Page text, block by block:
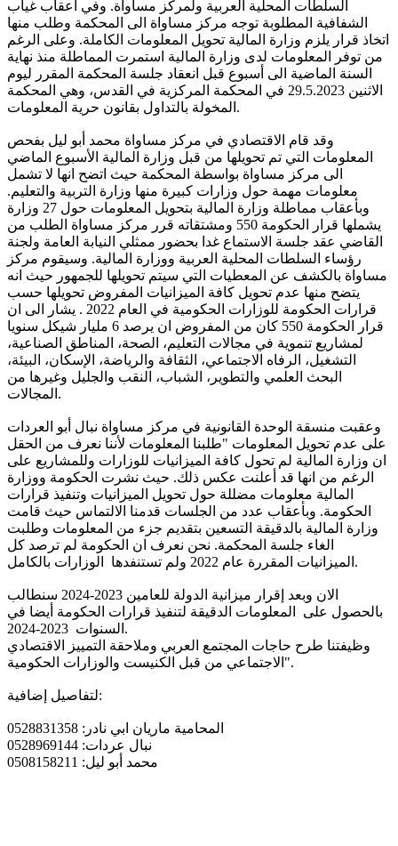
السلطات المحلية العربية ولمركز مساواة. وفي أعقاب غياب
الشفافية المطلوبة توجه مركز مساواة الى المحكمة وطلب منها
اتخاذ قرار يلزم وزارة المالية تحويل المعلومات الكاملة. وعلى الرغم
من توفر المعلومات لدى وزارة المالية استمرت المماطلة منذ نهاية
السنة الماضية الى أسبوع قبل انعقاد جلسة المحكمة المقرر ليوم
الاثنين 29.5.2023 في المحكمة المركزية في القدس، وهي المحكمة
المخولة بالتداول بقانون حرية المعلومات.
وقد قام الاقتصادي في مركز مساواة محمد أبو ليل بفحص
المعلومات التي تم تحويلها من قبل وزارة المالية الأسبوع الماضي
الى مركز مساواة بواسطة المحكمة حيث اتضح انها لا تشمل
معلومات مهمة حول وزارات كبيرة منها وزارة التربية والتعليم.
وبأعقاب مماطلة وزارة المالية بتحويل المعلومات حول 27 وزارة
يشملها قرار الحكومة 550 ومشتقاته قرر مركز مساواة الطلب من
القاضي عقد جلسة الاستماع غدا بحضور ممثلي النيابة العامة ولجنة
رؤساء السلطات المحلية العربية ووزارة المالية. وسيقوم مركز
مساواة بالكشف عن المعطيات التي سيتم تحويلها للجمهور حيث انه
يتضح منها عدم تحويل كافة الميزانيات المفروض تحويلها حسب
قرارات الحكومة للوزارات الحكومية في العام 2022 . يشار الى ان
قرار الحكومة 550 كان من المفروض ان يرصد 6 مليار شيكل سنويا
لمشاريع تنموية في مجالات التعليم، الصحة، المناطق الصناعية،
التشغيل، الرفاه الاجتماعي، الثقافة والرياضة، الإسكان، البيئة،
البحث العلمي والتطوير، الشباب، النقب والجليل وغيرها من
المجالات.
وعقبت منسقة الوحدة القانونية في مركز مساواة نبال أبو العردات
على عدم تحويل المعلومات "طلبنا المعلومات لأننا نعرف من الحقل
ان وزارة المالية لم تحول كافة الميزانيات للوزارات وللمشاريع على
الرغم من انها قد أعلنت عكس ذلك. حيث نشرت الحكومة ووزارة
المالية معلومات مضللة حول تحويل الميزانيات وتنفيذ قرارات
الحكومة. وبأعقاب عدد من الجلسات قدمنا الالتماس حيث قامت
وزارة المالية بالدقيقة التسعين بتقديم جزء من المعلومات وطلبت
الغاء جلسة المحكمة. نحن نعرف ان الحكومة لم ترصد كل
الميزانيات المقررة عام 2022 ولم تستنفدها الوزارات بالكامل.
الان وبعد إقرار ميزانية الدولة للعامين 2023-2024 سنطالب
بالحصول على المعلومات الدقيقة لتنفيذ قرارات الحكومة أيضا في
السنوات 2023-2024.
وظيفتنا طرح حاجات المجتمع العربي وملاحقة التمييز الاقتصادي
الاجتماعي من قبل الكنيست والوزارات الحكومية".
لتفاصيل إضافية:
المحامية ماريان ابي نادر: 0528831358
نبال عردات: 0528969144
محمد أبو ليل: 0508158211